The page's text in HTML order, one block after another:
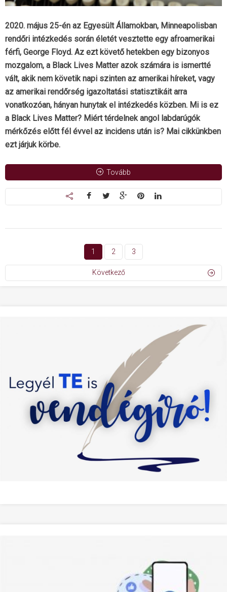
2020. május 25-én az Egyesült Államokban, Minneapolisban
rendőri intézkedés során életét vesztette egy afroamerikai
férfi, George Floyd. Az ezt követő hetekben egy bizonyos
mozgalom, a Black Lives Matter azok számára is ismertté
vált, akik nem követik napi szinten az amerikai híreket, vagy
az amerikai rendőrség igazoltatási statisztikáit arra
vonatkozóan, hányan hunytak el intézkedés közben. Mi is ez
a Black Lives Matter? Miért térdelnek angol labdarúgók
mérkőzés előtt fél évvel az incidens után is? Mai cikkünkben
ezt járjuk körbe.
Tovább
1 2 3
Következő